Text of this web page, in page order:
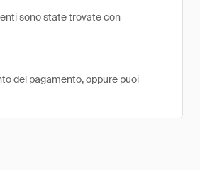
sono state trovate con
del pagamento, oppure puoi